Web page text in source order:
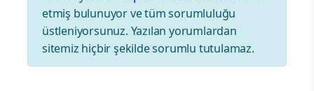
etmiş bulunuyor ve tüm sorumluluğu
üstleniyorsunuz. Yazılan yorumlardan
sitemiz hiçbir şekilde sorumlu tutulamaz.